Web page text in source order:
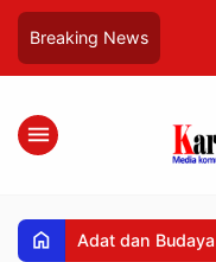
Breaking News
menu
home Adat dan Budaya